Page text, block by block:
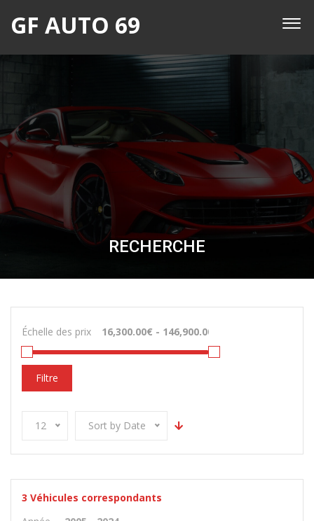
GF AUTO 69
RECHERCHE
Échelle des prix
Filtre
12 Sort by Date
3 Véhicules correspondants